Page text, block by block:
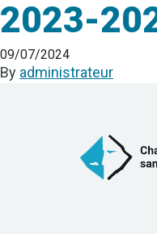
2023-
09/07/2024
By administrateur